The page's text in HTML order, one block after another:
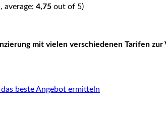
average: 4,75 out of 5)
mit vielen verschiedenen Tarifen
beste Angebot ermitteln